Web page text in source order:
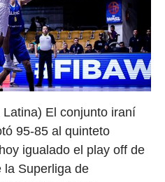
El conjunto iraní
95-85 al quinteto
igualado el play off de
la Superliga de